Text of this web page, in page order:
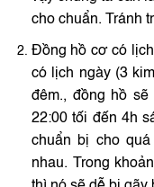
cho chuẩn. Tránh
Đồng hồ cơ có
có lịch ngày (3
đêm., đồng hồ
22:00 tối đến 4h
chuẩn bị cho
nhau. Trong